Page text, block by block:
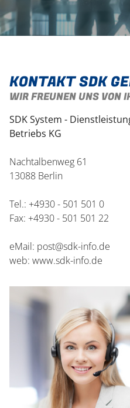
KONTAKT SDK
WIR FREUNEN UNS VON
SDK System -
Betriebs KG
Nachtalbenweg 61
13088 Berlin
Tel.: +4930 - 501 501 0
Fax: +4930 - 501 501 22
eMail: post@sdk-info.de
web: www.sdk-info.de